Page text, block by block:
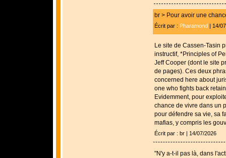
br > Pour avoir une
Écrit par : Pharamond| 14/
Le site de Cassen-Tasin
instructif, *Principles of
Jeff Cooper (dont le site
de pages). Ces deux
con­cerned here about
one who fights back
Evidemment, pour
chance de vivre dans un
pour défendre sa vie, sa
mafias, y compris les
Écrit par : br | 14/07/2026
"N'y a-t-il pas là, dans